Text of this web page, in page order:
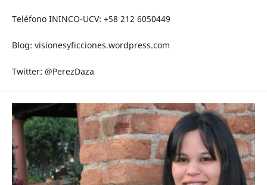
Teléfono ININCO-UCV: +58 212 6050449
Blog: visionesyficciones.wordpress.com
Twitter: @PerezDaza